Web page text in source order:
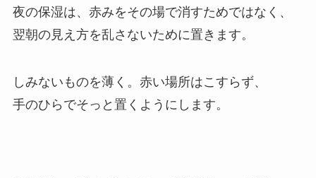
夜の保湿は、赤みをその場で消すためではなく、
翌朝の見え方を乱さないために置きます。
しみないものを薄く。赤い場所はこすらず、
手のひらでそっと置くようにします。